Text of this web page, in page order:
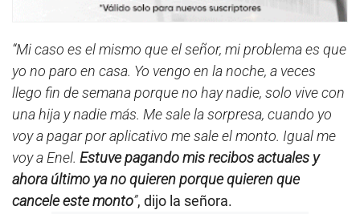
“Mi caso es el mismo que el señor, mi problema es que
yo no paro en casa. Yo vengo en la noche, a veces
llego fin de semana porque no hay nadie, solo vive con
una hija y nadie más. Me sale la sorpresa, cuando yo
voy a pagar por aplicativo me sale el monto. Igual me
voy a Enel. Estuve pagando mis recibos actuales y
ahora último ya no quieren porque quieren que
cancele este monto”, dijo la señora.